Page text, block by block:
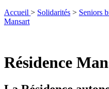
Accueil > Solidarités > Seniors
Mansart
Résidence